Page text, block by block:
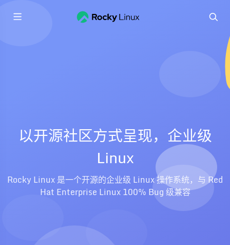
以开源社区方式呈现，企业级
Linux
Rocky Linux 是一个开源的企业级 Linux 操作系统，与 Red
Hat Enterprise Linux 100% Bug 级兼容